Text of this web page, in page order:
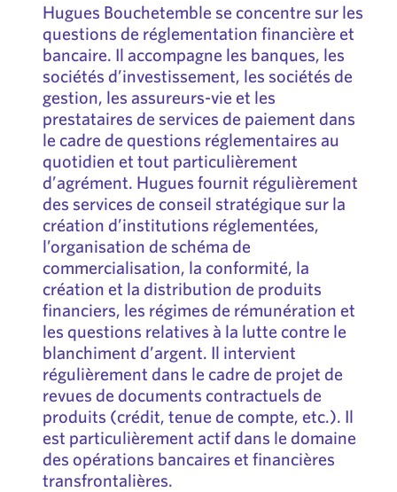
Hugues Bouchetemble se concentre sur les
questions de réglementation financière et
bancaire. Il accompagne les banques, les
sociétés d’investissement, les sociétés de
gestion, les assureurs-vie et les
prestataires de services de paiement dans
le cadre de questions réglementaires au
quotidien et tout particulièrement
d’agrément. Hugues fournit régulièrement
des services de conseil stratégique sur la
création d’institutions réglementées,
l’organisation de schéma de
commercialisation, la conformité, la
création et la distribution de produits
financiers, les régimes de rémunération et
les questions relatives à la lutte contre le
blanchiment d’argent. Il intervient
régulièrement dans le cadre de projet de
revues de documents contractuels de
produits (crédit, tenue de compte, etc.). Il
est particulièrement actif dans le domaine
des opérations bancaires et financières
transfrontalières.